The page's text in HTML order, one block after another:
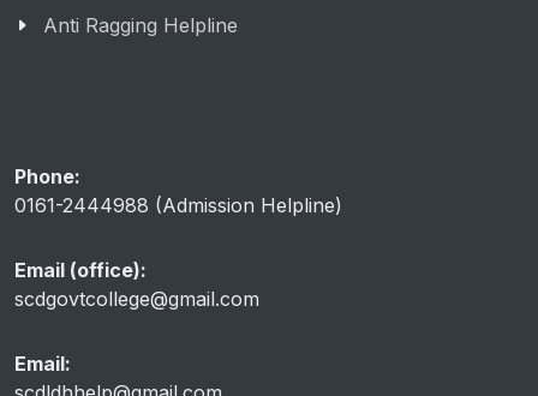
Anti Ragging Helpline
Phone:
0161-2444988 (Admission Helpline)
Email (office):
scdgovtcollege@gmail.com
Email: